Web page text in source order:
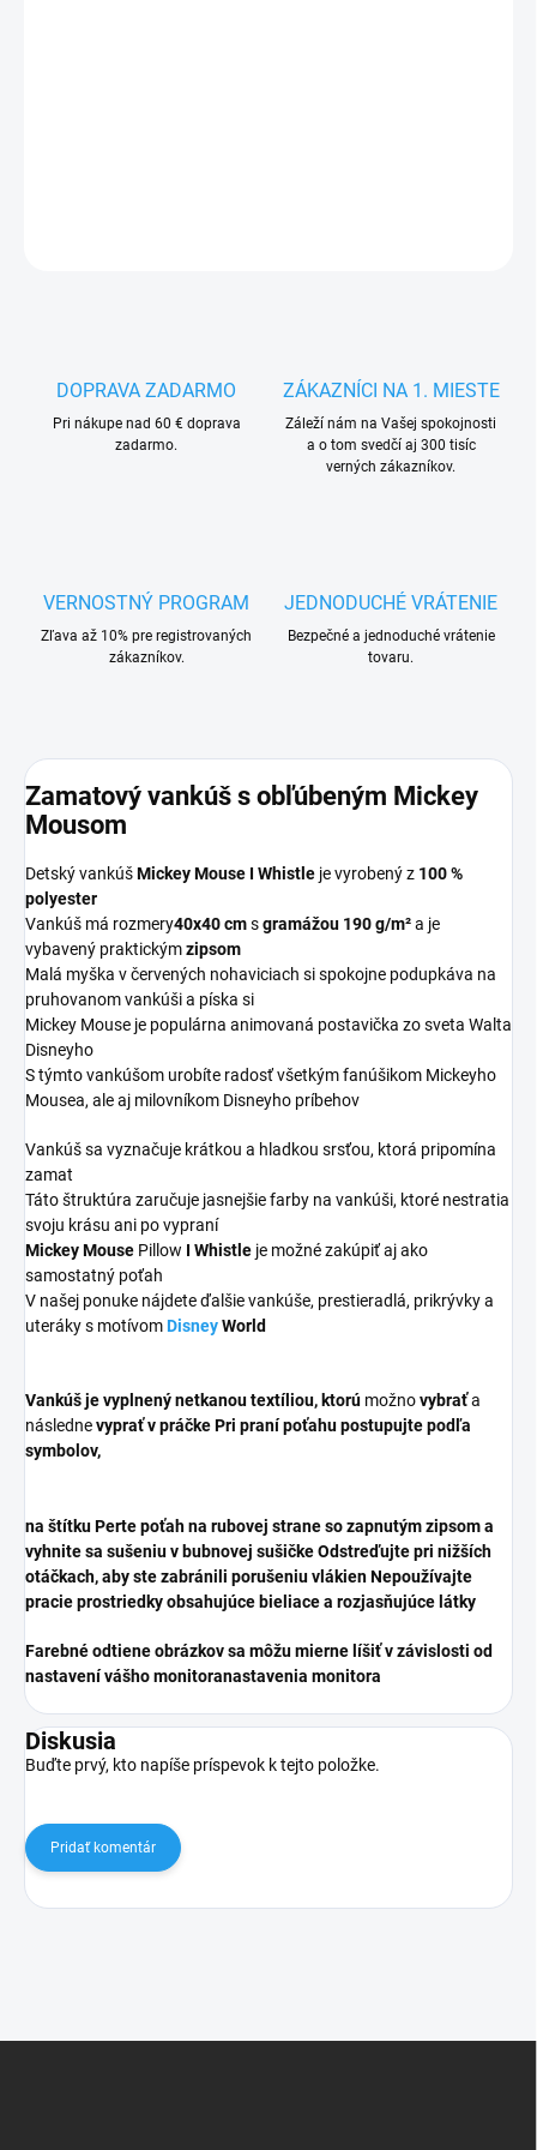
DOPRAVA ZADARMO
Pri nákupe nad 60 € doprava
zadarmo.
ZÁKAZNÍCI NA 1. MIESTE
Záleží nám na Vašej spokojnosti
a o tom svedčí aj 300 tisíc
verných zákazníkov.
VERNOSTNÝ PROGRAM
Zľava až 10% pre registrovaných
zákazníkov.
JEDNODUCHÉ VRÁTENIE
Bezpečné a jednoduché vrátenie
tovaru.
Zamatový vankúš s obľúbeným Mickey
Mousom
Detský vankúšMickey Mouse I Whistle je vyrobený z 100 %
polyester
Vankúš má rozmery40x40 cmsgramážou 190 g/m²a je
vybavený praktickýmzipsom
Malá myška v červených nohaviciach si spokojne podupkáva na
pruhovanom vankúši a píska si
Mickey Mouse je populárna animovaná postavička zo sveta Walta
Disneyho
S týmto vankúšom urobíte radosť všetkým fanúšikom Mickeyho
Mousea, ale aj milovníkom Disneyho príbehov
Vankúš sa vyznačuje krátkou a hladkou srsťou, ktorá pripomína
zamat
Táto štruktúra zaručuje jasnejšie farby na vankúši, ktoré nestratia
svoju krásu ani po vypraní
Mickey Mouse Pillow I Whistle je možné zakúpiť aj ako
samostatný poťah
V našej ponuke nájdete ďalšie vankúše, prestieradlá, prikrývky a
uteráky s motívomDisneyWorld
Vankúš je vyplnenýnetkanou textíliou, ktorú možnovybraťa
následnevyprať v práčke Pri praní poťahu postupujte podľa
symbolov,
na štítku Perte poťah na rubovej strane so zapnutým zipsom a
vyhnite sa sušeniu v bubnovej sušičke Odstreďujte pri nižších
otáčkach, aby ste zabránili porušeniu vlákien Nepoužívajte
pracie prostriedky obsahujúce bieliace a rozjasňujúce látky
Farebné odtiene obrázkov sa môžu mierne líšiť v závislosti od
nastavení vášho monitoranastavenia monitora
Diskusia
Buďte prvý, kto napíše príspevok k tejto položke.
Pridať komentár